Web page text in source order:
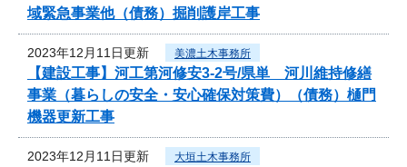
域緊急事業他（債務）掘削護岸工事
2023年12月11日更新 美濃土木事務所
【建設工事】河工第河修安3-2号/県単 河川維持修繕
事業（暮らしの安全・安心確保対策費）（債務）樋門
機器更新工事
2023年12月11日更新 大垣土木事務所